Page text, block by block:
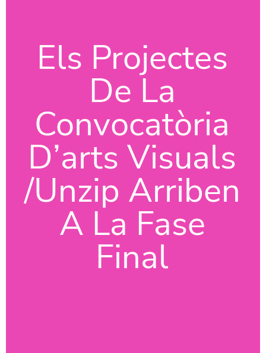
Els Projectes
De La
Convocatòria
D’arts Visuals
/Unzip Arriben
A La Fase
Final